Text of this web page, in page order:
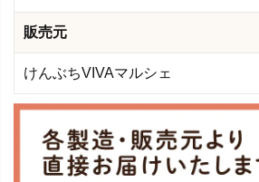
販売元
けんぶちVIVAマルシェ